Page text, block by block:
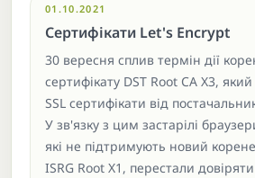
01.10.2021
Сертифікати Let's Encrypt
30 вересня сплив термін дії
сертифікату DST Root CA X3,
SSL сертифікати від
У зв'язку з цим застарілі
які не підтримують новий
ISRG Root X1, перестали